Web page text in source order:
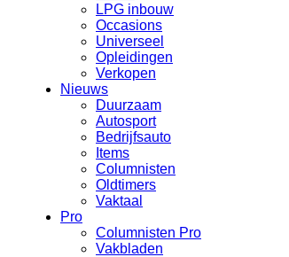
LPG inbouw
Occasions
Universeel
Opleidingen
Verkopen
Nieuws
Duurzaam
Autosport
Bedrijfsauto
Items
Columnisten
Oldtimers
Vaktaal
Pro
Columnisten Pro
Vakbladen